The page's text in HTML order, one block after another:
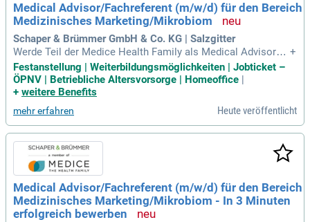
Medical Advisor/Fachreferent (m/w/d) für den Bereich
Medizinisches Marketing/Mikrobiom
Schaper & Brümmer GmbH & Co. KG | Salzgitter
Werde Teil der Medice Health Family als Medical Advisor/F
achreferent (m/w/d). Seit über 100 Jahren entwickelt und ve
rtreibt Schaper & Brümmer pflanzliche Arzneimittel in Salzgi
tter-Ringelheim. Unser engagiertes Team von rund 150 Mitar
unserer Produkte. Eine offene Unternehmenskultur fördert u
nser vertrauensvolles Miteinander über Generationen hinwe
g. In dieser Vollzeitstelle im medizinischen Marketingbereic
h fokussierst du dich auf das Mikrobiom. Nutze die Chance,
Zukunft zu gestalten und bewirb dich jetzt bei uns – werde T
eil unserer Job Familie!
+
Festanstellung | Weiterbildungsmöglichkeiten | Jobticket –
ÖPNV | Betriebliche Altersvorsorge | Homeoffice |
+ weitere Benefits
mehr erfahren Heute veröffentlicht
Medical Advisor/Fachreferent (m/w/d) für den Bereich
Medizinisches Marketing/Mikrobiom - In 3 Minuten
erfolgreich bewerben